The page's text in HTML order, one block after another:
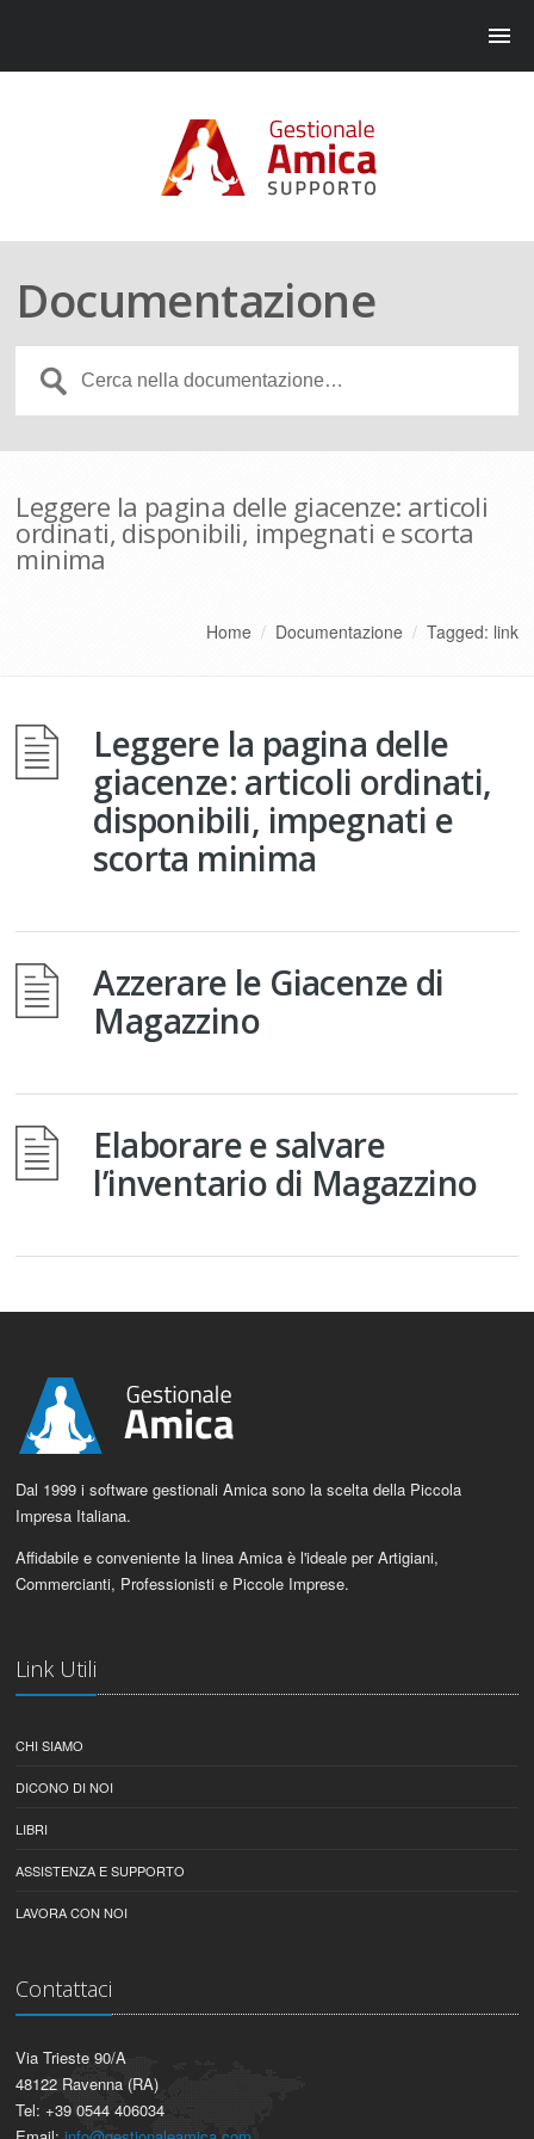
Documentazione
Leggere la pagina delle giacenze: articoli
ordinati, disponibili, impegnati e scorta
minima
Home / Documentazione / Tagged: link
Leggere la pagina delle
giacenze: articoli ordinati,
disponibili, impegnati e
scorta minima
Azzerare le Giacenze di
Magazzino
Elaborare e salvare
l’inventario di Magazzino
Dal 1999 i software gestionali Amica sono la scelta della Piccola
Impresa Italiana.
Affidabile e conveniente la linea Amica è l'ideale per Artigiani,
Commercianti, Professionisti e Piccole Imprese.
Link Utili
CHI SIAMO
DICONO DI NOI
LIBRI
ASSISTENZA E SUPPORTO
LAVORA CON NOI
Contattaci
Via Trieste 90/A
48122 Ravenna (RA)
Tel: +39 0544 406034